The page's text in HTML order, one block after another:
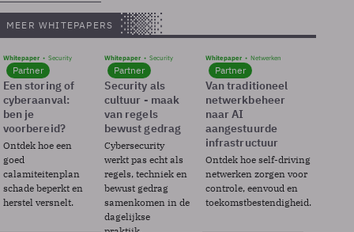
MEER WHITEPAPERS
Whitepaper Security
Partner
Een storing of
cyberaanval:
ben je
voorbereid?
Ontdek hoe een
goed
calamiteitenplan
schade beperkt en
herstel versnelt.
Whitepaper Security
Partner
Security als
cultuur - maak
van regels
bewust gedrag
Cybersecurity
werkt pas echt als
regels, techniek en
bewust gedrag
samenkomen in de
dagelijkse
Whitepaper Netwerken
Partner
Van traditioneel
netwerkbeheer
naar AI
aangestuurde
infrastructuur
Ontdek hoe self-driving
netwerken zorgen voor
controle, eenvoud en
toekomstbestendigheid.